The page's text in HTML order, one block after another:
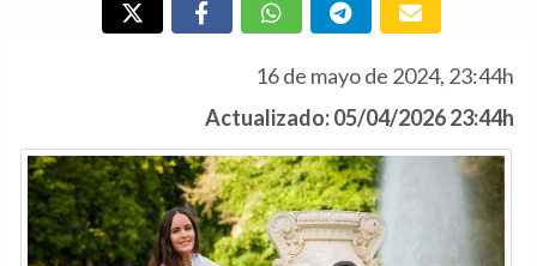
16 de mayo de 2024, 23:44h
Actualizado: 05/04/2026 23:44h